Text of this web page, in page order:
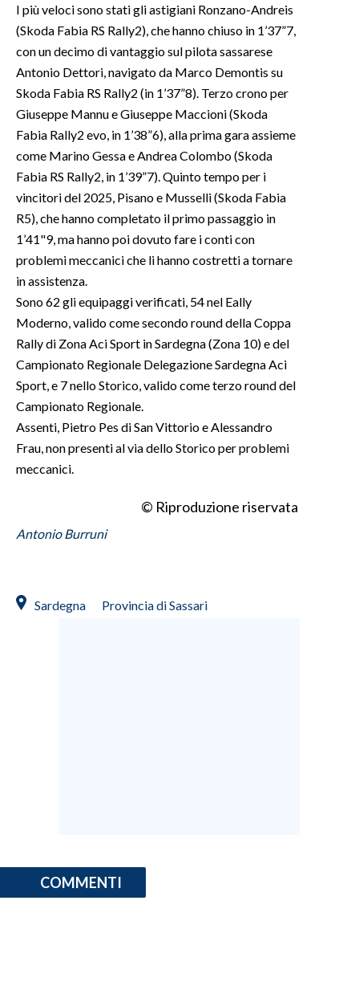
NECROLOGI
PUBBLICITÀ
STORE
I più veloci sono stati gli astigiani Ronzano-Andreis
(Skoda Fabia RS Rally2), che hanno chiuso in 1’37”7,
con un decimo di vantaggio sul pilota sassarese
Antonio Dettori, navigato da Marco Demontis su
Skoda Fabia RS Rally2 (in 1’37”8). Terzo crono per
Giuseppe Mannu e Giuseppe Maccioni (Skoda
Fabia Rally2 evo, in 1’38”6), alla prima gara assieme
come Marino Gessa e Andrea Colombo (Skoda
Fabia RS Rally2, in 1’39”7). Quinto tempo per i
vincitori del 2025, Pisano e Musselli (Skoda Fabia
R5), che hanno completato il primo passaggio in
1’41"9, ma hanno poi dovuto fare i conti con
problemi meccanici che li hanno costretti a tornare
in assistenza.
Sono 62 gli equipaggi verificati, 54 nel Eally
Moderno, valido come secondo round della Coppa
Rally di Zona Aci Sport in Sardegna (Zona 10) e del
Campionato Regionale Delegazione Sardegna Aci
Sport, e 7 nello Storico, valido come terzo round del
Campionato Regionale.
Assenti, Pietro Pes di San Vittorio e Alessandro
Frau, non presenti al via dello Storico per problemi
meccanici.
© Riproduzione riservata
Antonio Burruni
Sardegna Provincia di Sassari
COMMENTI